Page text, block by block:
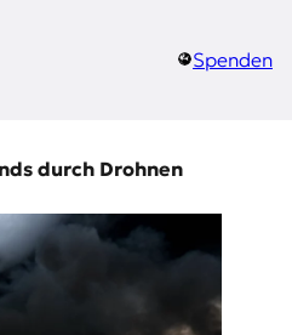
Spenden
durch Drohnen